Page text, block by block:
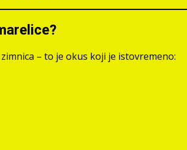
– to je okus koji je istovremeno: